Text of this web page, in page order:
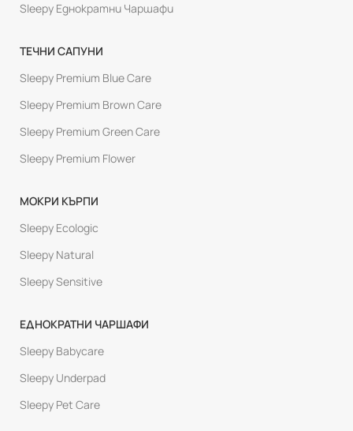
Sleepy Еднократни Чаршафи
ТЕЧНИ САПУНИ
Sleepy Premium Blue Care
Sleepy Premium Brown Care
Sleepy Premium Green Care
Sleepy Premium Flower
МОКРИ КЪРПИ
Sleepy Ecologic
Sleepy Natural
Sleepy Sensitive
ЕДНОКРАТНИ ЧАРШАФИ
Sleepy Babycare
Sleepy Underpad
Sleepy Pet Care